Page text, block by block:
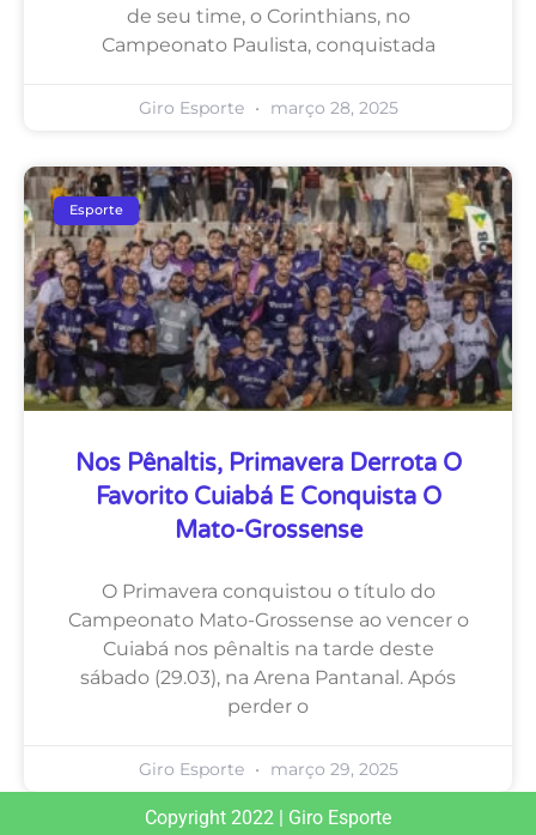
de seu time, o Corinthians, no
Campeonato Paulista, conquistada
Giro Esporte março 28, 2025
Esporte
Nos Pênaltis, Primavera Derrota O
Favorito Cuiabá E Conquista O
Mato-Grossense
O Primavera conquistou o título do
Campeonato Mato-Grossense ao vencer o
Cuiabá nos pênaltis na tarde deste
sábado (29.03), na Arena Pantanal. Após
perder o
Giro Esporte março 29, 2025
Copyright 2022 | Giro Esporte